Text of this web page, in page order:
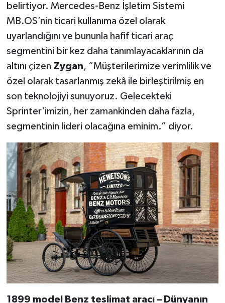
belirtiyor. Mercedes-Benz İşletim Sistemi
MB.OS’nin ticari kullanıma özel olarak
uyarlandığını ve bununla hafif ticari araç
segmentini bir kez daha tanımlayacaklarının da
altını çizen Zygan, “Müşterilerimize verimlilik ve
özel olarak tasarlanmış zekâ ile birleştirilmiş en
son teknolojiyi sunuyoruz. Gelecekteki
Sprinter'imizin, her zamankinden daha fazla,
segmentinin lideri olacağına eminim.” diyor.
1899 model Benz teslimat aracı – Dünyanın